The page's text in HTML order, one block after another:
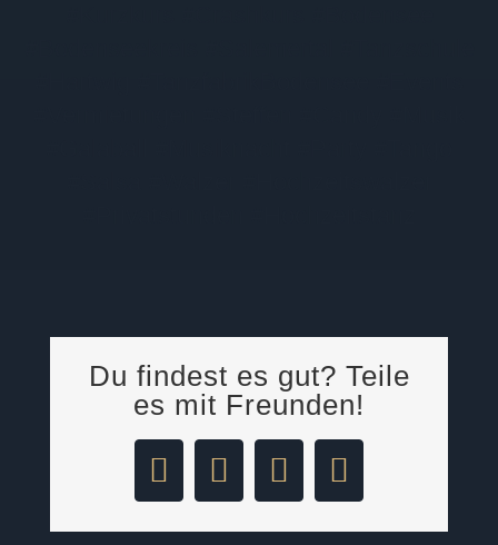
Du findest es gut? Teile
es mit Freunden!
Facebook
LinkedIn
Pinterest
E-